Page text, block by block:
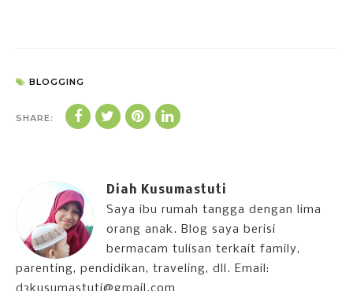
BLOGGING
SHARE:
Diah Kusumastuti
Saya ibu rumah tangga dengan lima
orang anak. Blog saya berisi
bermacam tulisan terkait family,
parenting, pendidikan, traveling, dll. Email:
d3kusumastuti@gmail.com